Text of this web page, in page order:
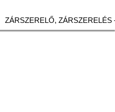
ZÁRSZERELŐ, ZÁRSZERELÉS